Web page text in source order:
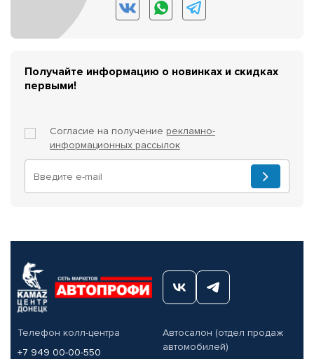
Получайте информацию о новинках и скидках
первыми!
Согласие на получение рекламно-
информационных рассылок
Телефон колл-центра
+7 949 00-00-550
Автосалон (отдел продаж
автомобилей)